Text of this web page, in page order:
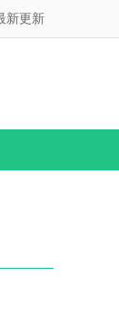
新更新